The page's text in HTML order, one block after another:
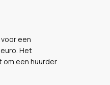
een
Het
een huurder